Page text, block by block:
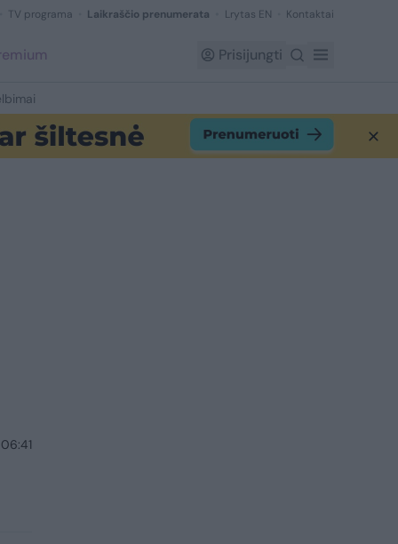
TV programa Laikraščio prenumerata Lrytas EN Kontaktai
Prisijungti